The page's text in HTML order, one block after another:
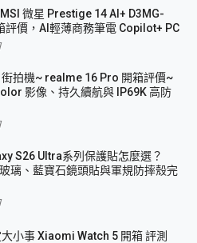
微星 Prestige 14 AI+ D3MG-
評價，AI輕薄商務筆電 Copilot+ PC
街拍機~ realme 16 Pro 開箱評價~
影像、持久續航與 IP69K 高防
S26 Ultra系列保護貼怎麼選？
璃、藍寶石鏡頭貼與軍規防摔殼完
小事 Xiaomi Watch 5 開箱 評測